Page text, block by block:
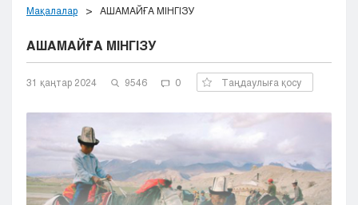
Актобе
Жезказган
Караганда
Кокшетау
Петропавловск
Семей
Талдыкорган
Мақалалар АШАМАЙҒА МІНГІЗУ
АШАМАЙҒА МІНГІЗУ
31 қаңтар 2024 9546 0 Таңдаулыға қосу